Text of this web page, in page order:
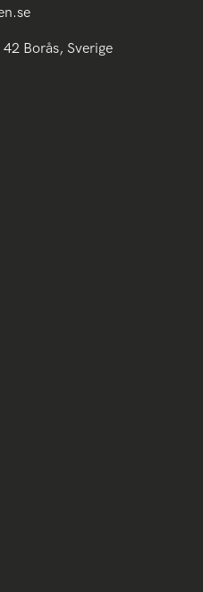
Borås, Sverige